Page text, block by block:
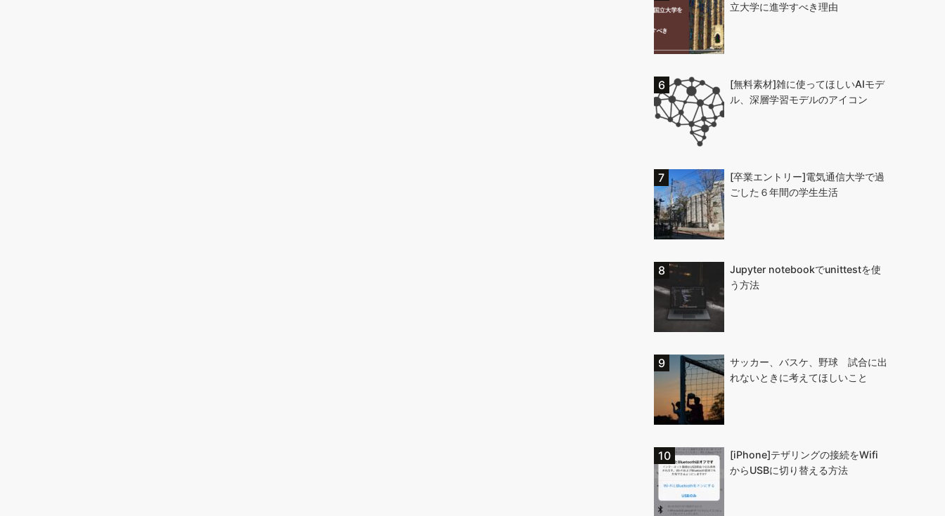
立大学に進学すべき理由
[無料素材]雑に使ってほしいAIモデ
ル、深層学習モデルのアイコン
[卒業エントリー]電気通信大学で過
ごした６年間の学生生活
Jupyter notebookでunittestを使
う方法
サッカー、バスケ、野球 試合に出
れないときに考えてほしいこと
[iPhone]テザリングの接続をWifi
からUSBに切り替える方法